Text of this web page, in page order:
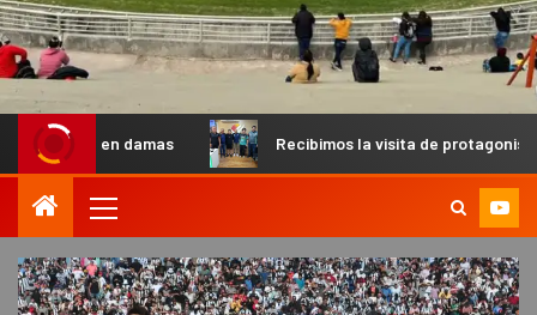
Recibimos la visita de protagonistas del MX para